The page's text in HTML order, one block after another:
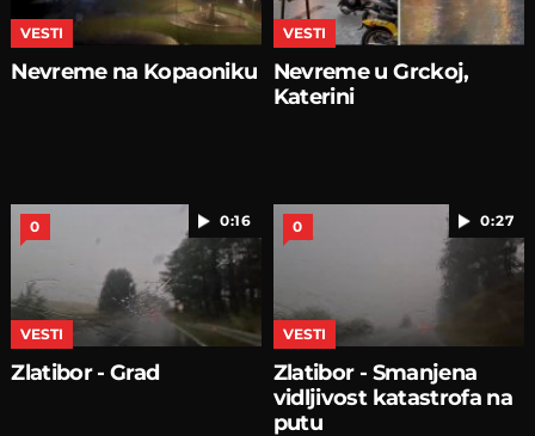
VESTI
Nevreme na Kopaoniku
VESTI
Nevreme u Grckoj,
Katerini
0:16
0
VESTI
Zlatibor - Grad
0:27
0
VESTI
Zlatibor - Smanjena
vidljivost katastrofa na
putu